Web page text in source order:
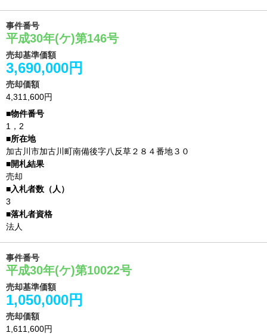
事件番号
平成30年(ケ)第146号
売却基準価額
3,690,000円
売却価額
4,311,600円
1，2
加古川市加古川町南備後字八反草２８４番地３０
売却
3
法人
事件番号
平成30年(ケ)第10022号
売却基準価額
1,050,000円
売却価額
1,611,600円